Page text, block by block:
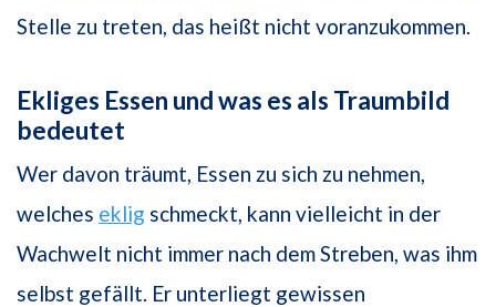
Stelle zu treten, das heißt nicht voranzukommen.
Ekliges Essen und was es als Traumbild
bedeutet
Wer davon träumt, Essen zu sich zu nehmen,
welches eklig schmeckt, kann vielleicht in der
Wachwelt nicht immer nach dem Streben, was ihm
selbst gefällt. Er unterliegt gewissen